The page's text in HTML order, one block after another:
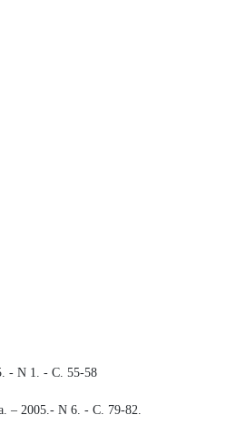
- N 1. - С. 55-58
– 2005.- N 6. - С. 79-82.